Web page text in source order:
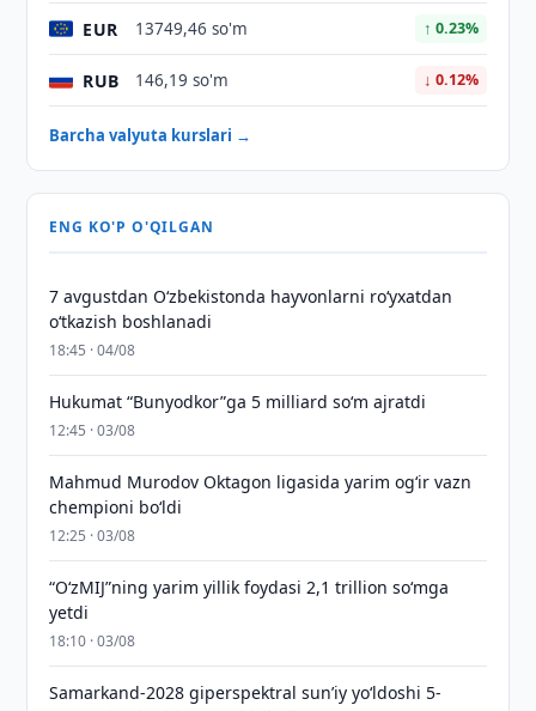
EUR 13749,46 so'm ↑ 0.23%
RUB 146,19 so'm ↓ 0.12%
Barcha valyuta kurslari →
ENG KO'P O'QILGAN
7 avgustdan O‘zbekistonda hayvonlarni ro‘yxatdan
o‘tkazish boshlanadi
18:45 · 04/08
Hukumat “Bunyodkor”ga 5 milliard so‘m ajratdi
12:45 · 03/08
Mahmud Murodov Oktagon ligasida yarim og‘ir vazn
chempioni bo‘ldi
12:25 · 03/08
“O‘zMIJ”ning yarim yillik foydasi 2,1 trillion so‘mga
yetdi
18:10 · 03/08
Samarkand-2028 giperspektral sun’iy yo‘ldoshi 5-